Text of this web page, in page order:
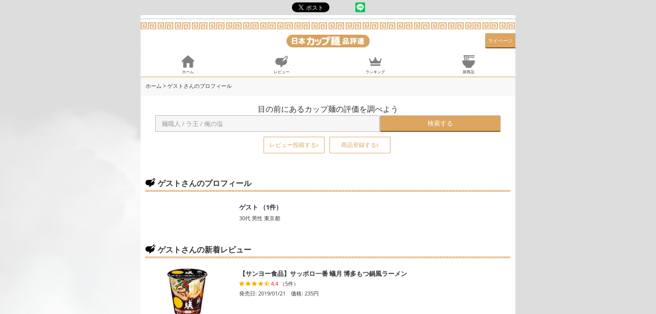
マイページ
ホーム レビュー ランキング 新商品
ホーム > ゲストさんのプロフィール
目の前にあるカップ麺の評価を調べよう
検索する
レビュー投稿する 商品登録する
ゲストさんのプロフィール
ゲスト （1件）
30代 男性 東京都
ゲストさんの新着レビュー
【サンヨー食品】サッポロ一番 蟻月 博多もつ鍋風ラーメン
4.4 （5件）
発売日: 2019/01/21 価格: 235円